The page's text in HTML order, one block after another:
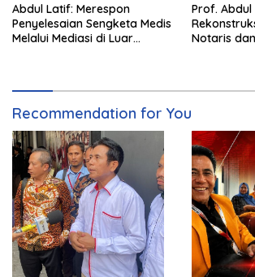
Abdul Latif: Merespon
Penyelesaian Sengketa Medis
Melalui Mediasi di Luar
Prof.
Notaris
Recommendation for You